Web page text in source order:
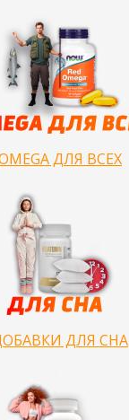
ДЛЯ ВСЕХ
ДЛЯ СНА